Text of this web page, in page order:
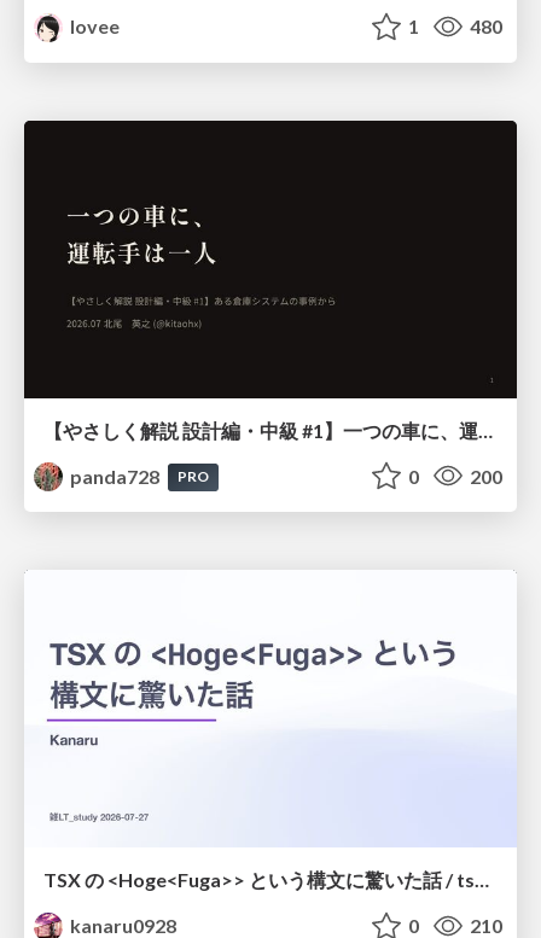
lovee
1 480
panda728
PRO 0 200
TSX の <Hoge<Fuga>> という構文に驚いた話 / tsx-type-argument-syntax
kanaru0928
0 210